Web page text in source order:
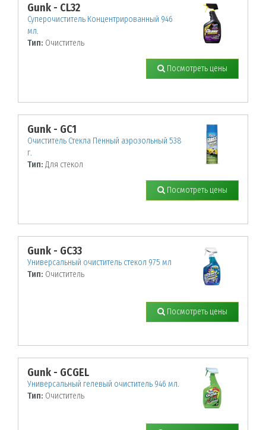
Gunk - CL32
Суперочиститель Концентрированный 946
мл.
Тип: Очиститель
Посмотреть цены
Gunk - GC1
Очиститель Стекла Пенный аэрозольный 538
г.
Тип: Для стекол
Посмотреть цены
Gunk - GC33
Универсальный очиститель стекол 975 мл
Тип: Очиститель
Посмотреть цены
Gunk - GCGEL
Универсальный гелевый очиститель 946 мл.
Тип: Очиститель